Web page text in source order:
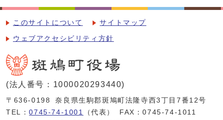
このサイトについて サイトマップ
ウェブアクセシビリティ方針
(法人番号：1000020293440)
〒636-0198
奈良県生駒郡斑鳩町法隆寺西3丁目7番12号
TEL：0745-74-1001 （代表）
FAX：0745-74-1011